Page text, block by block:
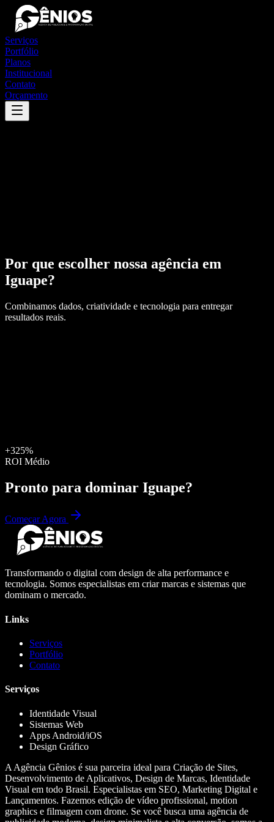
Serviços
Portfólio
Planos
Institucional
Contato
Orçamento
Por que escolher nossa agência em
Iguape?
Combinamos dados, criatividade e tecnologia para entregar
resultados reais.
+325%
ROI Médio
Pronto para dominar Iguape?
Começar Agora
Transformando o digital com design de alta performance e
tecnologia. Somos especialistas em criar marcas e sistemas que
dominam o mercado.
Links
Serviços
Portfólio
Contato
Serviços
Identidade Visual
Sistemas Web
Apps Android/iOS
Design Gráfico
A Agência Gênios é sua parceira ideal para Criação de Sites,
Desenvolvimento de Aplicativos, Design de Marcas, Identidade
Visual em todo Brasil. Especialistas em SEO, Marketing Digital e
Lançamentos. Fazemos edição de vídeo profissional, motion
graphics e filmagem com drone. Se você busca uma agência de